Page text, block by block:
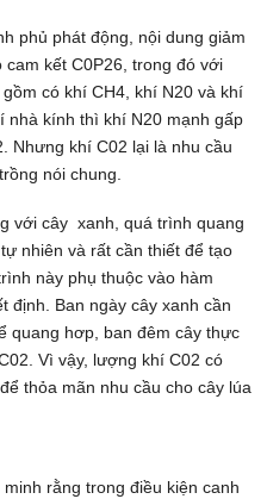
phủ phát động, nội dung giảm
kết C0P26, trong đó với
có khí CH4, khí N20 và khí
nhà kính thì khí N20 mạnh gấp
Nhưng khí C02 lại là nhu cầu
nói chung.
với cây xanh, quá trình quang
nhiên và rất cần thiết để tạo
này phụ thuộc vào hàm
định. Ban ngày cây xanh cần
quang hơp, ban đêm cây thực
Vì vậy, lượng khí C02 có
thỏa mãn nhu cầu cho cây lúa
rằng trong điều kiện canh